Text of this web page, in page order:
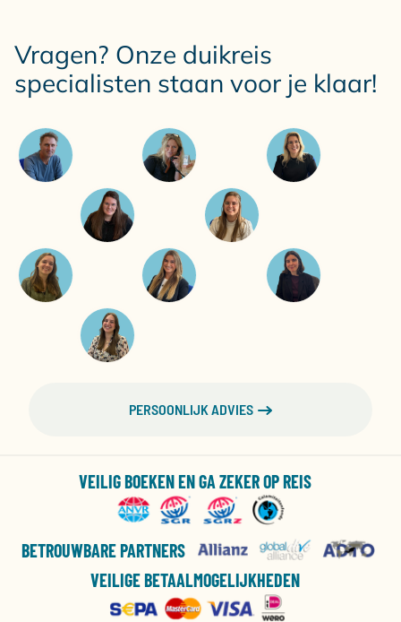
Vragen? Onze duikreis
specialisten staan voor je klaar!
PERSOONLIJK ADVIES
VEILIG BOEKEN EN GA ZEKER OP REIS
BETROUWBARE PARTNERS
VEILIGE BETAALMOGELIJKHEDEN